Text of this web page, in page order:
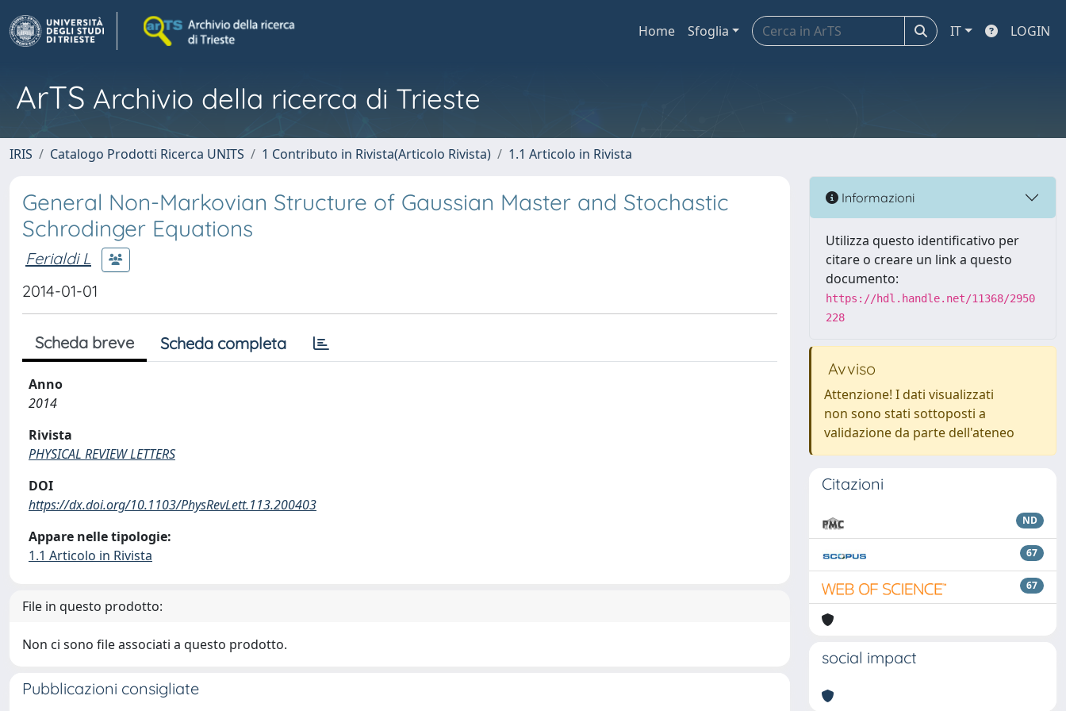
Home Sfoglia IT LOGIN
ArTS Archivio della ricerca di Trieste
IRIS Catalogo Prodotti Ricerca UNITS 1 Contributo in Rivista(Articolo Rivista) 1.1 Articolo in Rivista
General Non-Markovian Structure of Gaussian Master and Stochastic
Schrodinger Equations
Ferialdi L
2014-01-01
Scheda breve Scheda completa
Anno
2014
Rivista
PHYSICAL REVIEW LETTERS
DOI
https://dx.doi.org/10.1103/PhysRevLett.113.200403
Appare nelle tipologie:
1.1 Articolo in Rivista
File in questo prodotto:
Non ci sono file associati a questo prodotto.
Pubblicazioni consigliate
Informazioni
Utilizza questo identificativo per
citare o creare un link a questo
documento:
https://hdl.handle.net/11368/2950
228
Avviso
Attenzione! I dati visualizzati
non sono stati sottoposti a
validazione da parte dell'ateneo
Citazioni
ND
67
67
social impact